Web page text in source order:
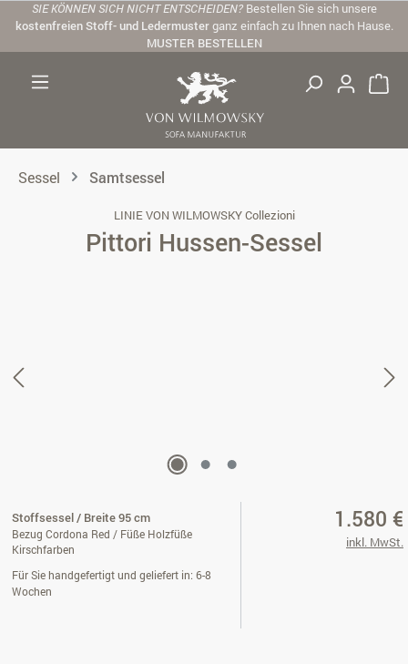
Zum Hauptinhalt springen
SIE KÖNNEN SICH NICHT ENTSCHEIDEN? Bestellen Sie sich unsere
kostenfreien Stoff- und Ledermusterganz einfach zu Ihnen nach Hause.
MUSTER BESTELLEN
Sessel Samtsessel
LINIE VON WILMOWSKY Collezioni
Pittori Hussen-Sessel
Stoffsessel / Breite 95 cm
Bezug Cordona Red / Füße Holzfüße
Kirschfarben
Für Sie handgefertigt und geliefert in: 6-8
Wochen
1.580 €
inkl. MwSt.